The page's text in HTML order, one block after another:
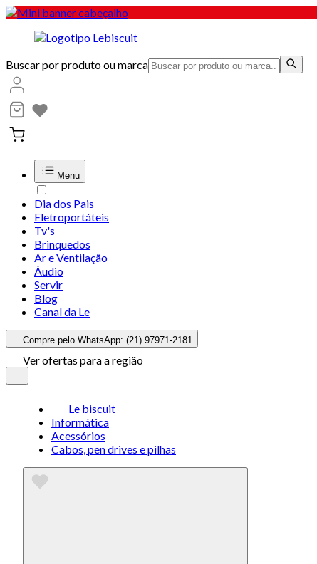
Buscar por produto ou marca
Menu
Dia dos Pais
Eletroportáteis
Tv's
Brinquedos
Ar e Ventilação
Áudio
Servir
Blog
Canal da Le
Compre pelo WhatsApp: (21) 97971-2181
Ver ofertas para a região
Le biscuit
Informática
Acessórios
Cabos, pen drives e pilhas